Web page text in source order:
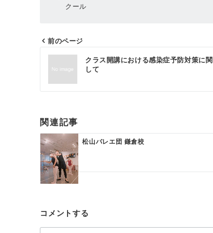
クール
投
ナ
ゲ
ー
シ
ョ
ン
前のページ
クラス開講における感染症予防対策に関
して
関連記事
松山バレエ団 鎌倉校
コメントする